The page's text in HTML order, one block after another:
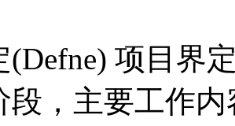
项目界定
段，主要工作